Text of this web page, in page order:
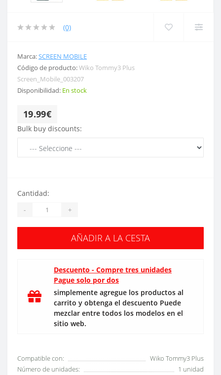
(0)
Marca:SCREEN MOBILE
Código de producto:Wiko Tommy3 Plus
Screen_Mobile_003207
Disponibilidad: En stock
19.99€
Bulk buy discounts:
Compatible con:
Wiko Tommy3 Plus
Número de unidades:
1 unidad
Cantidad:
- +
AÑADIR A LA CESTA
Descuento - Compre tres unidades
Pague solo por dos
simplemente agregue los productos al
carrito y obtenga el descuento Puede
mezclar entre todos los modelos en el
sitio web.